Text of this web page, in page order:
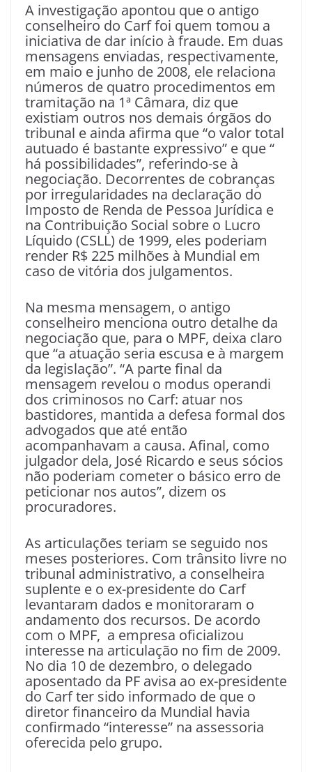
A investigação apontou que o antigo
conselheiro do Carf foi quem tomou a
iniciativa de dar início à fraude. Em duas
mensagens enviadas, respectivamente,
em maio e junho de 2008, ele relaciona
números de quatro procedimentos em
tramitação na 1ª Câmara, diz que
existiam outros nos demais órgãos do
tribunal e ainda afirma que “o valor total
autuado é bastante expressivo” e que “
há possibilidades”, referindo-se à
negociação. Decorrentes de cobranças
por irregularidades na declaração do
Imposto de Renda de Pessoa Jurídica e
na Contribuição Social sobre o Lucro
Líquido (CSLL) de 1999, eles poderiam
render R$ 225 milhões à Mundial em
caso de vitória dos julgamentos.
Na mesma mensagem, o antigo
conselheiro menciona outro detalhe da
negociação que, para o MPF, deixa claro
que “a atuação seria escusa e à margem
da legislação”. “A parte final da
mensagem revelou o modus operandi
dos criminosos no Carf: atuar nos
bastidores, mantida a defesa formal dos
advogados que até então
acompanhavam a causa. Afinal, como
julgador dela, José Ricardo e seus sócios
não poderiam cometer o básico erro de
peticionar nos autos”, dizem os
procuradores.
As articulações teriam se seguido nos
meses posteriores. Com trânsito livre no
tribunal administrativo, a conselheira
suplente e o ex-presidente do Carf
levantaram dados e monitoraram o
andamento dos recursos. De acordo
com o MPF, a empresa oficializou
interesse na articulação no fim de 2009.
No dia 10 de dezembro, o delegado
aposentado da PF avisa ao ex-presidente
do Carf ter sido informado de que o
diretor financeiro da Mundial havia
confirmado “interesse” na assessoria
oferecida pelo grupo.